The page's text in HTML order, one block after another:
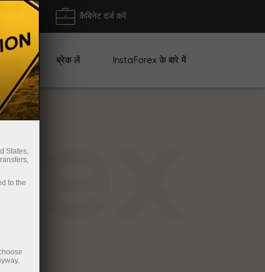
कैबिनेट दर्ज करें
ब्रेक लें InstaForex के बारे में
States,
to the